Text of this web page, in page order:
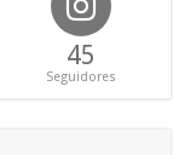
45
Seguidores